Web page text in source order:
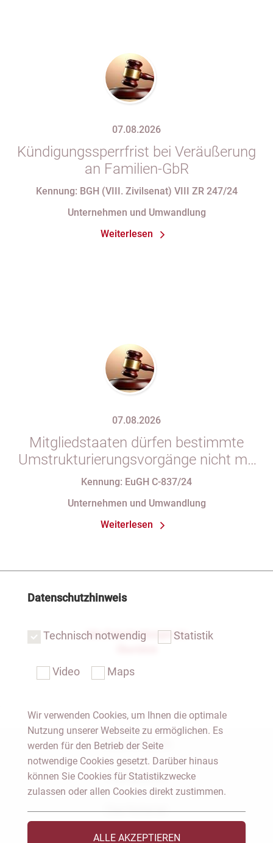
07.08.2026
Kündigungssperrfrist bei Veräußerung
an Familien-GbR
Kennung: BGH (VIII. Zivilsenat) VIII ZR 247/24
Unternehmen und Umwandlung
Weiterlesen
07.08.2026
Mitgliedstaaten dürfen bestimmte
Umstrukturierungsvorgänge nicht mit
indirekten Steuern belasten
Kennung: EuGH C-837/24
Unternehmen und Umwandlung
Weiterlesen
Alle Entscheidungen im
Notar Dresden
Fachgebiete
Das Notariat
Datenschutzhinweis
Technisch notwendig Statistik
Video Maps
Wir verwenden Cookies, um Ihnen die optimale
Nutzung unserer Webseite zu ermöglichen. Es
werden für den Betrieb der Seite
notwendige Cookies gesetzt. Darüber hinaus
können Sie Cookies für Statistikzwecke
zulassen oder allen Cookies direkt zustimmen.
ALLE AKZEPTIEREN